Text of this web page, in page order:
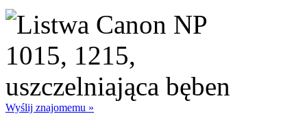
Wyślij znajomemu »